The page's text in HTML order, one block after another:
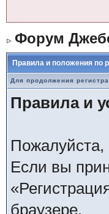
Форум
Правила и положения по
Для продолжения
Правила и
Если вы
браузере.